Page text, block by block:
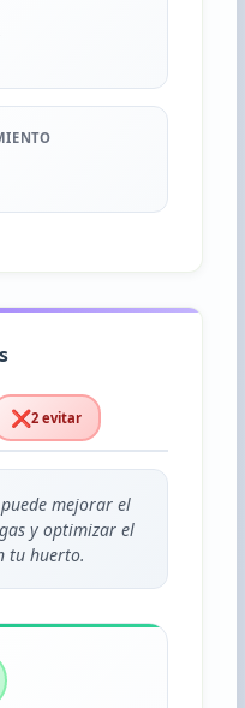
❌2 evitar
mejorar el
y optimizar el
tu huerto.